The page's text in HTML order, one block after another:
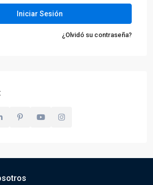
Iniciar Sesión
¿Olvidó su contraseña?